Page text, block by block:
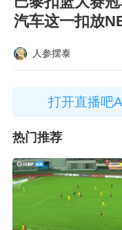
汽车这一扣放
人参摆泰
打开直播吧
热门推荐